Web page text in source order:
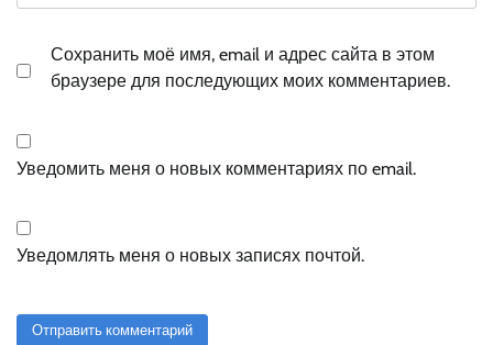
Сохранить моё имя, email и адрес сайта в этом
браузере для последующих моих комментариев.
Уведомить меня о новых комментариях по email.
Уведомлять меня о новых записях почтой.